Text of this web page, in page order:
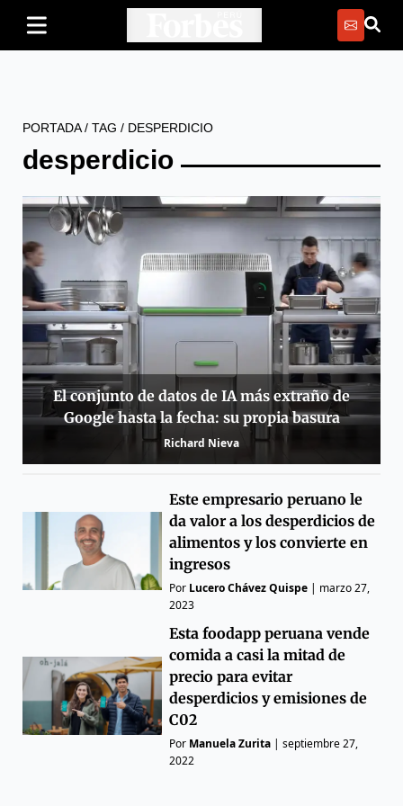
PORTADA/ TAG / DESPERDICIO
desperdicio
El conjunto de datos de IA más extraño de
Google hasta la fecha: su propia basura
Richard Nieva
Este empresario peruano le
da valor a los desperdicios de
alimentos y los convierte en
ingresos
Por Lucero Chávez Quispe | marzo 27,
2023
Esta foodapp peruana vende
comida a casi la mitad de
precio para evitar
desperdicios y emisiones de
C02
Por Manuela Zurita |septiembre 27,
2022